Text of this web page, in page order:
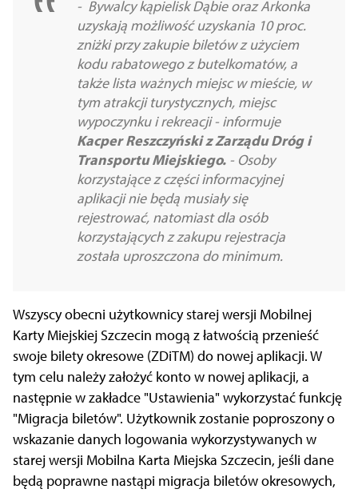
- Bywalcy kąpielisk Dąbie oraz Arkonka
uzyskają możliwość uzyskania 10 proc.
zniżki przy zakupie biletów z użyciem
kodu rabatowego z butelkomatów, a
także lista ważnych miejsc w mieście, w
tym atrakcji turystycznych, miejsc
wypoczynku i rekreacji - informuje
Kacper Reszczyński z Zarządu Dróg i
Transportu Miejskiego. - Osoby
korzystające z części informacyjnej
aplikacji nie będą musiały się
rejestrować, natomiast dla osób
korzystających z zakupu rejestracja
została uproszczona do minimum.
Wszyscy obecni użytkownicy starej wersji Mobilnej
Karty Miejskiej Szczecin mogą z łatwością przenieść
swoje bilety okresowe (ZDiTM) do nowej aplikacji. W
tym celu należy założyć konto w nowej aplikacji, a
następnie w zakładce "Ustawienia" wykorzystać funkcję
"Migracja biletów". Użytkownik zostanie poproszony o
wskazanie danych logowania wykorzystywanych w
starej wersji Mobilna Karta Miejska Szczecin, jeśli dane
będą poprawne nastąpi migracja biletów okresowych,